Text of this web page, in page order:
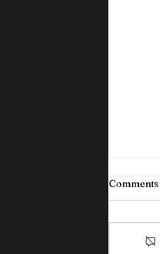
Comments